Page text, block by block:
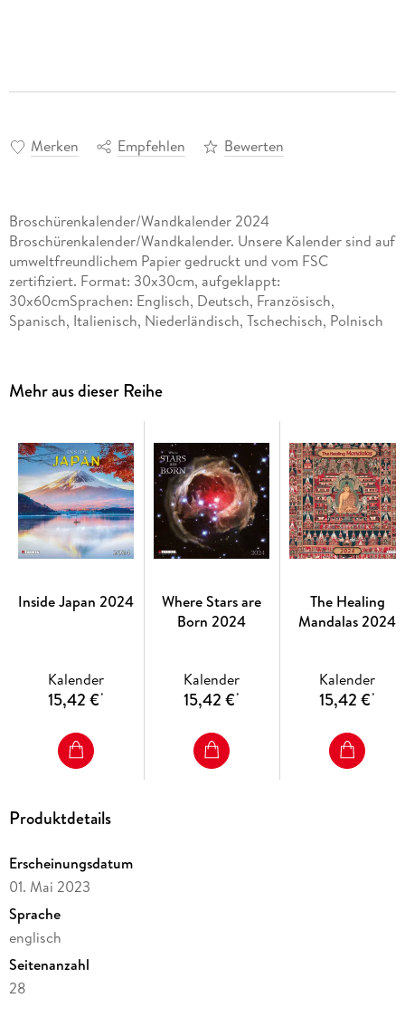
Merken Empfehlen Bewerten
Broschürenkalender/Wandkalender 2024
Broschürenkalender/Wandkalender. Unsere Kalender sind auf
umweltfreundlichem Papier gedruckt und vom FSC
zertifiziert. Format: 30x30cm, aufgeklappt:
30x60cmSprachen: Englisch, Deutsch, Französisch,
Spanisch, Italienisch, Niederländisch, Tschechisch, Polnisch
Mehr aus dieser Reihe
Inside Japan 2024
Kalender
15,42 €*
Where Stars are
Born 2024
Kalender
15,42 €*
The Healing
Mandalas 2024
Kalender
15,42 €*
Produktdetails
Erscheinungsdatum
01. Mai 2023
Sprache
englisch
Seitenanzahl
28